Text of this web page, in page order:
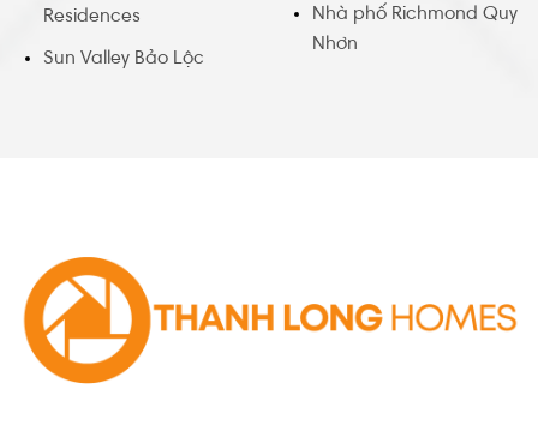
Residences
Sun Valley Bảo Lộc
Nhà phố Richmond Quy
Nhơn